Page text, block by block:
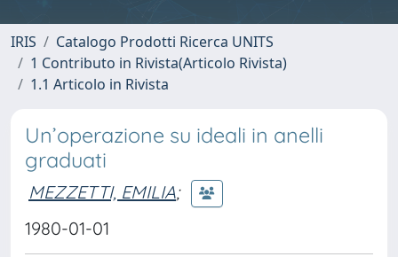
IRIS
Catalogo Prodotti Ricerca UNITS
1 Contributo in Rivista(Articolo Rivista)
1.1 Articolo in Rivista
Un’operazione su ideali in anelli
graduati
MEZZETTI, EMILIA;
1980-01-01